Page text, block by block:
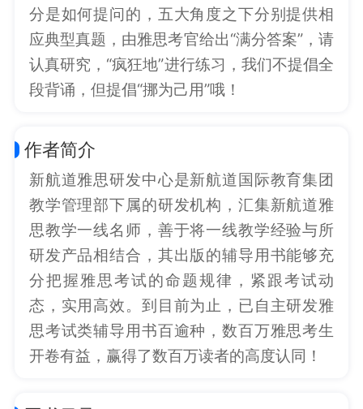
分是如何提问的，五大角度之下分别提供相
应典型真题，由雅思考官给出“满分答案”，请
认真研究，“疯狂地”进行练习，我们不提倡全
段背诵，但提倡“挪为己用”哦！
作者简介
新航道雅思研发中心是新航道国际教育集团
教学管理部下属的研发机构，汇集新航道雅
思教学一线名师，善于将一线教学经验与所
研发产品相结合，其出版的辅导用书能够充
分把握雅思考试的命题规律，紧跟考试动
态，实用高效。到目前为止，已自主研发雅
思考试类辅导用书百逾种，数百万雅思考生
开卷有益，赢得了数百万读者的高度认同！